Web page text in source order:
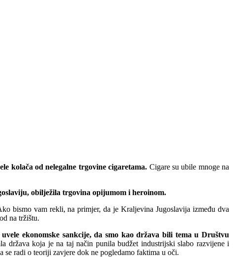
kolača od nelegalne trgovine cigaretama. Cigare su ubile mnoge na
obilježila trgovina opijumom i heroinom.
bismo vam rekli, na primjer, da je Kraljevina Jugoslavija između dva
na tržištu.
ekonomske sankcije, da smo kao država bili tema u Društvu
država koja je na taj način punila budžet industrijski slabo razvijene i
se radi o teoriji zavjere dok ne pogledamo faktima u oči.